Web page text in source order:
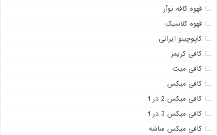
قهوه کافه نوآر
قهوه کلاسیک
کاپوچینو ایرانی
کافی کریمر
کافی میت
کافی میکس
کافی میکس 2 در 1
کافی میکس 3 در 1
کافی میکس ساشه